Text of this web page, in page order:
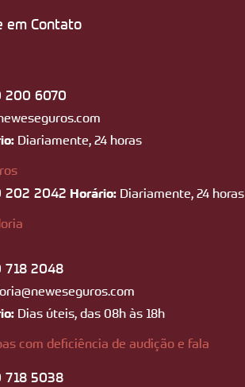
em Contato
200 6070
Diariamente, 24 horas
202 2042 Horário: Diariamente, 24 horas
2048
Dias úteis, das 08h às 18h
com deficiência de audição e fala
5038